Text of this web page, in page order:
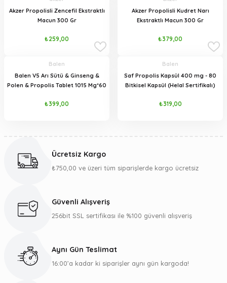
Akzer Propolisli Zencefil Ekstraktlı
Macun 300 Gr
₺259,00
Akzer Propolisli Kudret Narı
Ekstraktlı Macun 300 Gr
₺379,00
Balen
Balen V5 Arı Sütü & Ginseng &
Polen & Propolis Tablet 1015 Mg*60
₺399,00
Balen
Saf Propolis Kapsül 400 mg - 80
Bitkisel Kapsül (Helal Sertifikalı)
₺319,00
Ücretsiz Kargo
₺750,00 ve üzeri tüm siparişlerde kargo ücretsiz
Güvenli Alışveriş
256bit SSL sertifikası ile %100 güvenli alışveriş
Aynı Gün Teslimat
16:00’a kadar ki siparişler aynı gün kargoda!